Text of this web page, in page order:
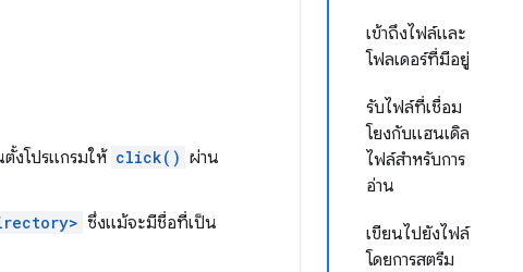
เข้าถึงไฟล์และ
โฟลเดอร์ที่มีอยู่
รับไฟล์ที่เชื่อม
โยงกับแฮนเดิล
ไฟล์สำหรับการ
อ่าน
เขียนไปยังไฟล์
โดยการสตรีม
งโปรแกรมให้ click() ผ่าน
ซึ่งแม้จะมีชื่อที่เป็น